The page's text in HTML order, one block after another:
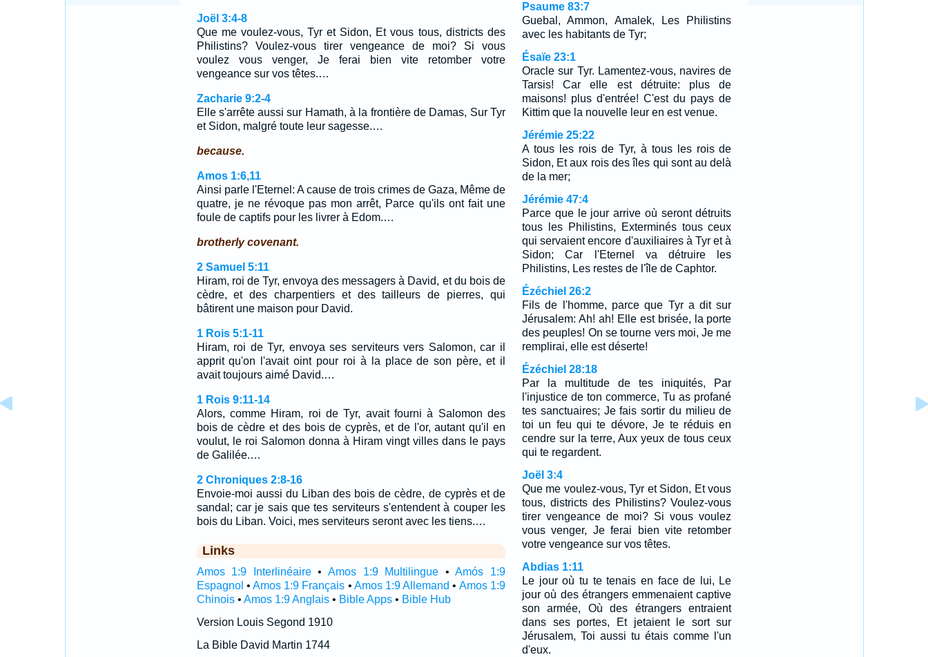
Joël 3:4-8
Que me voulez-vous, Tyr et Sidon, Et vous tous, districts des
Philistins? Voulez-vous tirer vengeance de moi? Si vous
voulez vous venger, Je ferai bien vite retomber votre
vengeance sur vos têtes.…
Zacharie 9:2-4
Elle s'arrête aussi sur Hamath, à la frontière de Damas, Sur Tyr
et Sidon, malgré toute leur sagesse.…
because.
Amos 1:6,11
Ainsi parle l'Eternel: A cause de trois crimes de Gaza, Même de
quatre, je ne révoque pas mon arrêt, Parce qu'ils ont fait une
foule de captifs pour les livrer à Edom.…
brotherly covenant.
2 Samuel 5:11
Hiram, roi de Tyr, envoya des messagers à David, et du bois de
cèdre, et des charpentiers et des tailleurs de pierres, qui
bâtirent une maison pour David.
1 Rois 5:1-11
Hiram, roi de Tyr, envoya ses serviteurs vers Salomon, car il
apprit qu'on l'avait oint pour roi à la place de son père, et il
avait toujours aimé David.…
1 Rois 9:11-14
Alors, comme Hiram, roi de Tyr, avait fourni à Salomon des
bois de cèdre et des bois de cyprès, et de l'or, autant qu'il en
voulut, le roi Salomon donna à Hiram vingt villes dans le pays
de Galilée.…
2 Chroniques 2:8-16
Envoie-moi aussi du Liban des bois de cèdre, de cyprès et de
sandal; car je sais que tes serviteurs s'entendent à couper les
bois du Liban. Voici, mes serviteurs seront avec les tiens.…
Links
Amos 1:9 Interlinéaire• Amos 1:9 Multilingue •Amós 1:9
Espagnol • Amos 1:9 Français • Amos 1:9 Allemand • Amos 1:9
Chinois• Amos 1:9 Anglais• Bible Apps• Bible Hub
Version Louis Segond 1910
La Bible David Martin 1744
Psaume 83:7
Guebal, Ammon, Amalek, Les Philistins
avec les habitants de Tyr;
Ésaïe 23:1
Oracle sur Tyr. Lamentez-vous, navires de
Tarsis! Car elle est détruite: plus de
maisons! plus d'entrée! C'est du pays de
Kittim que la nouvelle leur en est venue.
Jérémie 25:22
A tous les rois de Tyr, à tous les rois de
Sidon, Et aux rois des îles qui sont au delà
de la mer;
Jérémie 47:4
Parce que le jour arrive où seront détruits
tous les Philistins, Exterminés tous ceux
qui servaient encore d'auxiliaires à Tyr et à
Sidon; Car l'Eternel va détruire les
Philistins, Les restes de l'île de Caphtor.
Ézéchiel 26:2
Fils de l'homme, parce que Tyr a dit sur
Jérusalem: Ah! ah! Elle est brisée, la porte
des peuples! On se tourne vers moi, Je me
remplirai, elle est déserte!
Ézéchiel 28:18
Par la multitude de tes iniquités, Par
l'injustice de ton commerce, Tu as profané
tes sanctuaires; Je fais sortir du milieu de
toi un feu qui te dévore, Je te réduis en
cendre sur la terre, Aux yeux de tous ceux
qui te regardent.
Joël 3:4
Que me voulez-vous, Tyr et Sidon, Et vous
tous, districts des Philistins? Voulez-vous
tirer vengeance de moi? Si vous voulez
vous venger, Je ferai bien vite retomber
votre vengeance sur vos têtes.
Abdias 1:11
Le jour où tu te tenais en face de lui, Le
jour où des étrangers emmenaient captive
son armée, Où des étrangers entraient
dans ses portes, Et jetaient le sort sur
Jérusalem, Toi aussi tu étais comme l'un
d'eux.